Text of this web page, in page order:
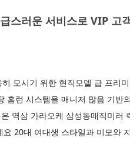
스러운 서비스로 VIP 고
모시기 위한 현직모델 급 프리
런 시스템을 매니저 많음 기반
역삼 가라오케 삼성동매직미러
20대 여대생 스타일과 미모와